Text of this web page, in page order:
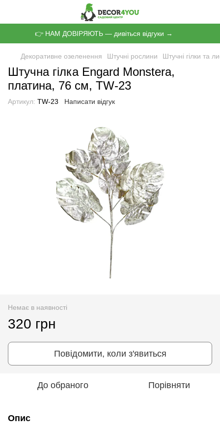
👉 НАМ ДОВІРЯЮТЬ — дивіться відгуки →
Декоративне озеленення Штучні рослини Штучні гілки та
Штучна гілка Engard Monstera,
платина, 76 см, TW-23
Артикул: TW-23 Написати відгук
Немає в наявності
320 грн
Повідомити, коли з'явиться
До обраного Порівняти
Опис